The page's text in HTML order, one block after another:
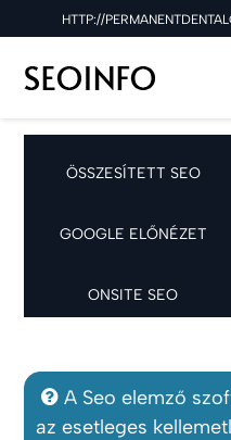
ÖSSZESÍTETT SEO
GOOGLE ELŐNÉZET
ONSITE SEO
A Seo elemző
az esetleges